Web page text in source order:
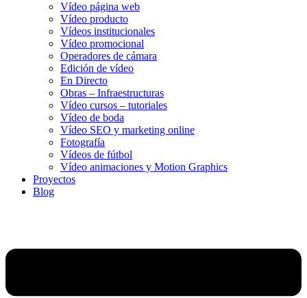
Vídeo página web
Vídeo producto
Vídeos institucionales
Vídeo promocional
Operadores de cámara
Edición de vídeo
En Directo
Obras – Infraestructuras
Vídeo cursos – tutoriales
Vídeo de boda
Vídeo SEO y marketing online
Fotografía
Vídeos de fútbol
Vídeo animaciones y Motion Graphics
Proyectos
Blog